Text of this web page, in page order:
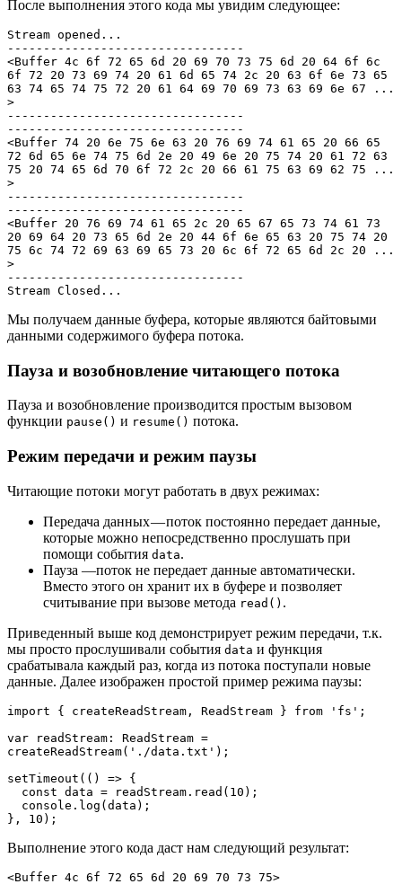
После выполнения этого кода мы увидим следующее:
Stream opened...
---------------------------------
<Buffer 4c 6f 72 65 6d 20 69 70 73 75 6d 20 64 6f 6c
6f 72 20 73 69 74 20 61 6d 65 74 2c 20 63 6f 6e 73 65
63 74 65 74 75 72 20 61 64 69 70 69 73 63 69 6e 67 ...
>
---------------------------------
---------------------------------
<Buffer 74 20 6e 75 6e 63 20 76 69 74 61 65 20 66 65
72 6d 65 6e 74 75 6d 2e 20 49 6e 20 75 74 20 61 72 63
75 20 74 65 6d 70 6f 72 2c 20 66 61 75 63 69 62 75 ...
>
---------------------------------
---------------------------------
<Buffer 20 76 69 74 61 65 2c 20 65 67 65 73 74 61 73
20 69 64 20 73 65 6d 2e 20 44 6f 6e 65 63 20 75 74 20
75 6c 74 72 69 63 69 65 73 20 6c 6f 72 65 6d 2c 20 ...
>
---------------------------------
Stream Closed...
Мы получаем данные буфера, которые являются байтовыми
данными содержимого буфера потока.
Пауза и возобновление читающего потока
Пауза и возобновление производится простым вызовом
функции pause() и resume() потока.
Режим передачи и режим паузы
Читающие потоки могут работать в двух режимах:
Передача данных — поток постоянно передает данные,
которые можно непосредственно прослушать при
помощи события data.
Пауза —поток не передает данные автоматически.
Вместо этого он хранит их в буфере и позволяет
считывание при вызове метода read() .
Приведенный выше код демонстрирует режим передачи, т.к.
мы просто прослушивали события data и функция
срабатывала каждый раз, когда из потока поступали новые
данные. Далее изображен простой пример режима паузы:
import { createReadStream, ReadStream } from 'fs';
var readStream: ReadStream =
createReadStream('./data.txt');
setTimeout(() => {
}, 10);
Выполнение этого кода даст нам следующий результат:
<Buffer 4c 6f 72 65 6d 20 69 70 73 75>